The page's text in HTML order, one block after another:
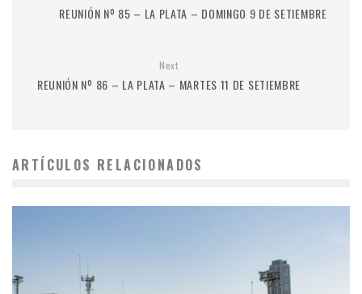
REUNIÓN Nº 85 – LA PLATA – DOMINGO 9 DE SETIEMBRE
Next
REUNIÓN Nº 86 – LA PLATA – MARTES 11 DE SETIEMBRE
ARTÍCULOS RELACIONADOS